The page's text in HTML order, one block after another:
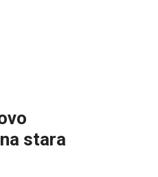
stara